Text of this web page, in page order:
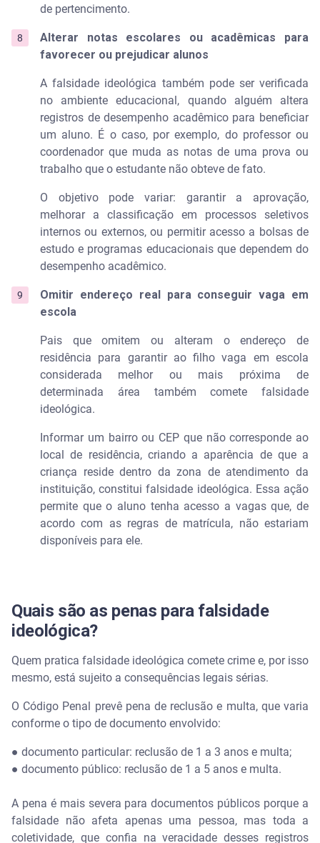
de pertencimento.
Alterar notas escolares ou acadêmicas para
favorecer ou prejudicar alunos
A falsidade ideológica também pode ser verificada
no ambiente educacional, quando alguém altera
registros de desempenho acadêmico para beneficiar
um aluno. É o caso, por exemplo, do professor ou
coordenador que muda as notas de uma prova ou
trabalho que o estudante não obteve de fato.
O objetivo pode variar: garantir a aprovação,
melhorar a classificação em processos seletivos
internos ou externos, ou permitir acesso a bolsas de
estudo e programas educacionais que dependem do
desempenho acadêmico.
Omitir endereço real para conseguir vaga em
escola
Pais que omitem ou alteram o endereço de
residência para garantir ao filho vaga em escola
considerada melhor ou mais próxima de
determinada área também comete falsidade
ideológica.
Informar um bairro ou CEP que não corresponde ao
local de residência, criando a aparência de que a
criança reside dentro da zona de atendimento da
instituição, constitui falsidade ideológica. Essa ação
permite que o aluno tenha acesso a vagas que, de
acordo com as regras de matrícula, não estariam
disponíveis para ele.
Quais são as penas para falsidade
ideológica?
Quem pratica falsidade ideológica comete crime e, por isso
mesmo, está sujeito a consequências legais sérias.
O Código Penal prevê pena de reclusão e multa, que varia
conforme o tipo de documento envolvido:
● documento particular: reclusão de 1 a 3 anos e multa;
● documento público: reclusão de 1 a 5 anos e multa.
A pena é mais severa para documentos públicos porque a
falsidade não afeta apenas uma pessoa, mas toda a
coletividade, que confia na veracidade desses registros